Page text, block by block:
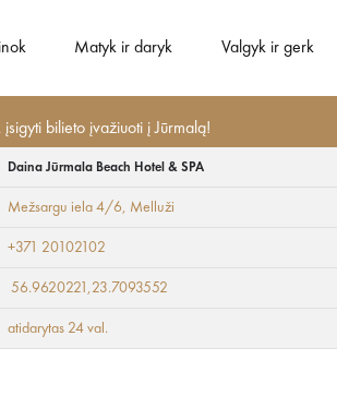
Matyk ir daryk Valgyk ir gerk
bilieto įvažiuoti į Jūrmalą!
Daina Jūrmala Beach Hotel & SPA
Mežsargu iela 4/6, Melluži
+371 20102102
56.9620221,23.7093552
atidarytas 24 val.